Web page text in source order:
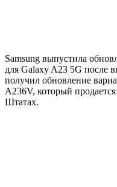
Samsung выпустила
для Galaxy A23 5G после
получил обновление
A236V, который
Штатах.